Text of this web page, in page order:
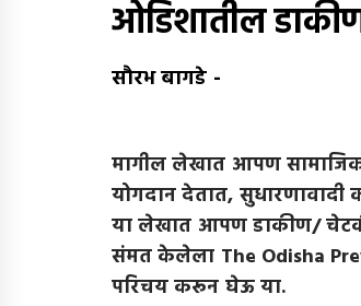
ओडिशातील डाकीण
सौरभ बागडे -
मागील लेखात आपण
योगदान देतात, सुधारणावादी
या लेखात आपण डाकीण/
संमत केलेला The Odisha
परिचय करून घेऊ या.